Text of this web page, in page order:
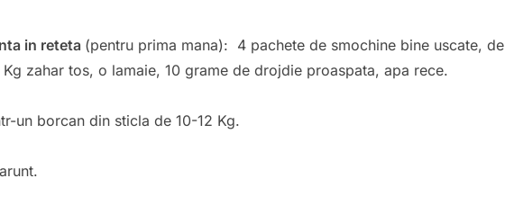
in reteta (pentru prima mana): 4 pachete de smochine bine uscate, de
zahar tos, o lamaie, 10 grame de drojdie proaspata, apa rece.
un borcan din sticla de 10-12 Kg.